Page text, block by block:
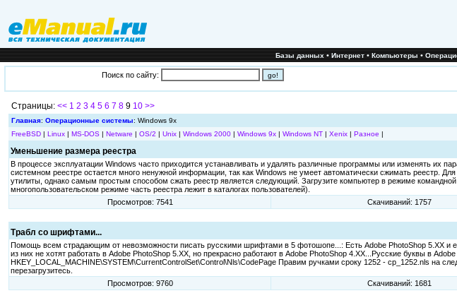
Базы данных•Интернет•Компьютеры•
Поиск по сайту:
Страницы: << 1 2 3 4 5 6 7 8 9 10 >>
Главная: Операционные системы: Windows 9x
FreeBSD | Linux | MS-DOS | Netware | OS/2 | Unix | Windows 2000 | Windows 9x | Windows NT | Xenix | Разное |
Уменьшение размера реестра
В процессе эксплуатации Windows часто приходится устанавливать и удалять различные программы или изменять их
системном реестре остается много ненужной информации, так как Windows не умеет автоматически сжимать реестр.
утилиты, однако самым простым способом сжать реестр является следующий. Загрузите компьютер в режиме
многопользовательском режиме часть реестра лежит в каталогах пользователей).
Просмотров: 7541
Скачиваний: 1757
Трабл со шрифтами...
Помощь всем страдающим от невозможности писать русскими шрифтами в 5 фотошопе...: Есть Adobe PhotoShop 5.XX и
из них не хотят работать в Adobe PhotoShop 5.XX, но прекрасно работают в Adobe PhotoShop 4.XX...Рyсские бyквы в
HKEY_LOCAL_MACHINE\SYSTEM\CurrentControlSet\Control\Nls\CodePage Правим ручками сроку 1252 - cp_1252.nls на
перезагрузитесь.
Просмотров: 9760
Скачиваний: 1681